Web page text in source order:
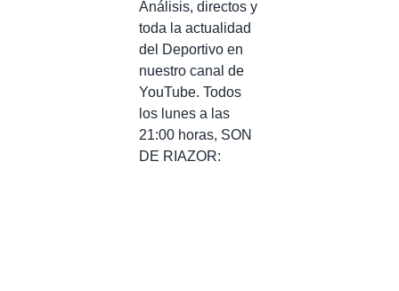
Análisis, directos y
toda la actualidad
del Deportivo en
nuestro canal de
YouTube. Todos
los lunes a las
21:00 horas, SON
DE RIAZOR: